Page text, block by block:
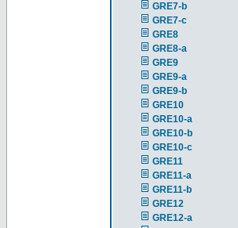
GRE7-b
GRE7-c
GRE8
GRE8-a
GRE9
GRE9-a
GRE9-b
GRE10
GRE10-a
GRE10-b
GRE10-c
GRE11
GRE11-a
GRE11-b
GRE12
GRE12-a